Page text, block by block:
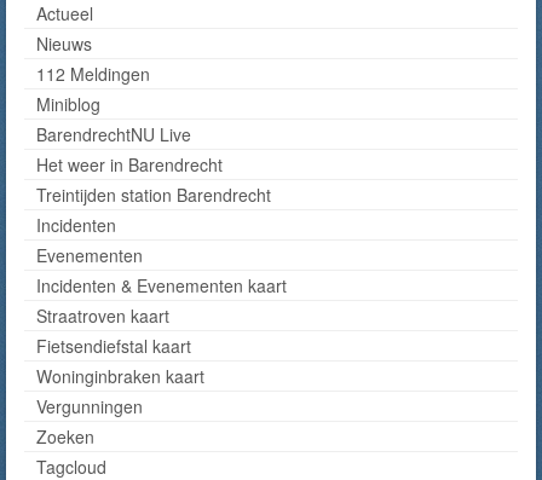
Actueel
Nieuws
112 Meldingen
Miniblog
BarendrechtNU Live
Het weer in Barendrecht
Treintijden station Barendrecht
Incidenten
Evenementen
Incidenten & Evenementen kaart
Straatroven kaart
Fietsendiefstal kaart
Woninginbraken kaart
Vergunningen
Zoeken
Tagcloud